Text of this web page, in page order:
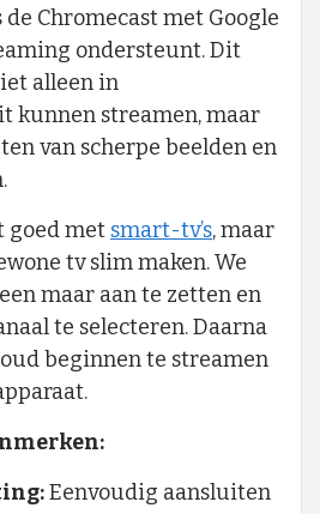
Chromecast met Google
ondersteunt. Dit
alleen in
kunnen streamen, maar
van scherpe beelden en
goed met smart-tv’s, maar
tv slim maken. We
maar aan te zetten en
te selecteren. Daarna
beginnen te streamen
Eenvoudig aansluiten